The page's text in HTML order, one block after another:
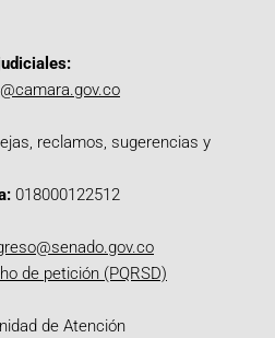
reclamos, sugerencias y
018000122512
de petición (PQRSD)
de Atención